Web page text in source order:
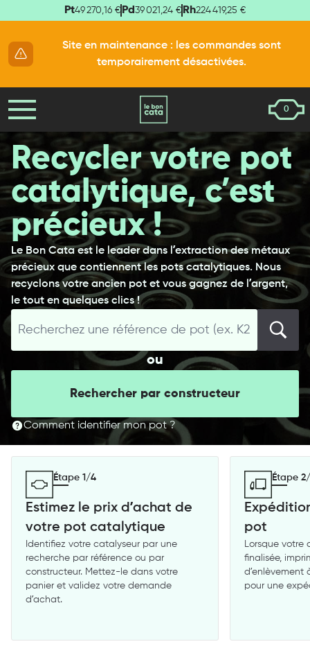
Pt49 270,16 € Pd 39 021,24 € Rh224 419,25 €
Site en maintenance : les commandes sont
temporairement désactivées.
0
Recycler votre pot
catalytique, c’est
précieux !
Le Bon Cata est le leader dans l’extraction des métaux
précieux que contiennent les pots catalytiques. Nous
recyclons votre ancien pot et vous gagnez de l’argent,
le tout en quelques clics !
ou
Rechercher par constructeur
Comment identifier mon pot ?
Étape 1/4
Estimez le prix d’achat de
votre pot catalytique
Identifiez votre catalyseur par une
recherche par référence ou par
constructeur. Mettez-le dans votre
panier et validez votre demande
d’achat.
Étape
pot
Lorsque votre
finalisée,
d’enlèvement
pour une